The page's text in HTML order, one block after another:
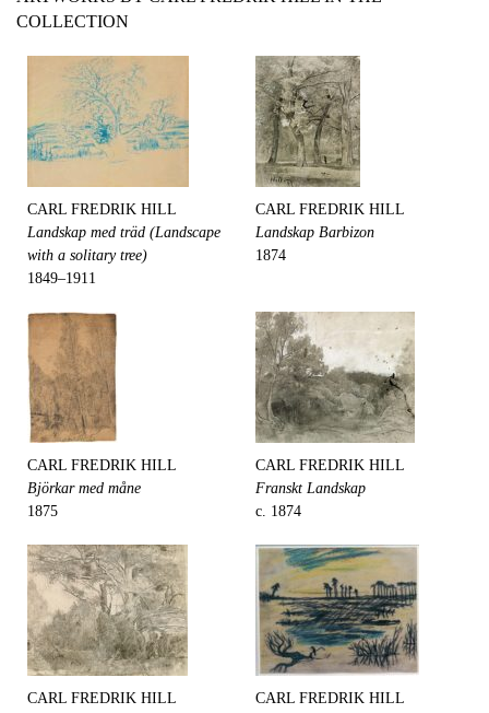
COLLECTION
CARL FREDRIK HILL
Landskap med träd (Landscape
with a solitary tree)
1849–1911
CARL FREDRIK HILL
Landskap Barbizon
1874
CARL FREDRIK HILL
Björkar med måne
1875
CARL FREDRIK HILL
Franskt Landskap
c. 1874
CARL FREDRIK HILL
CARL FREDRIK HILL